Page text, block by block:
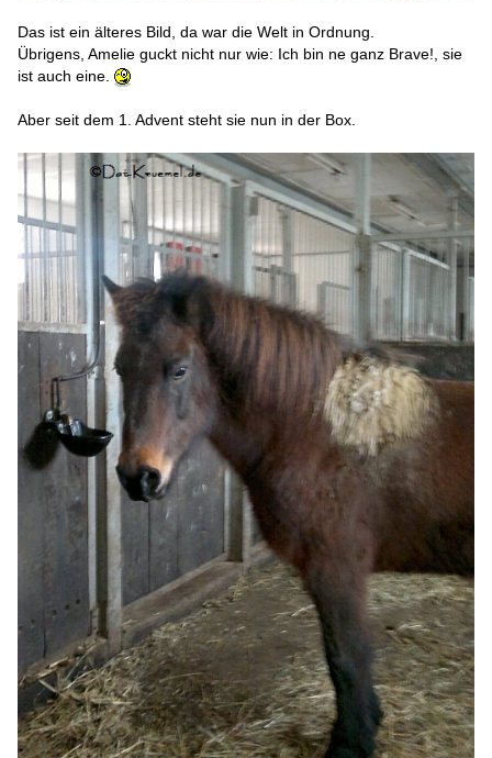
Das ist ein älteres Bild, da war die Welt in Ordnung.
Übrigens, Amelie guckt nicht nur wie: Ich bin ne ganz Brave!, sie
ist auch eine.
Aber seit dem 1. Advent steht sie nun in der Box.